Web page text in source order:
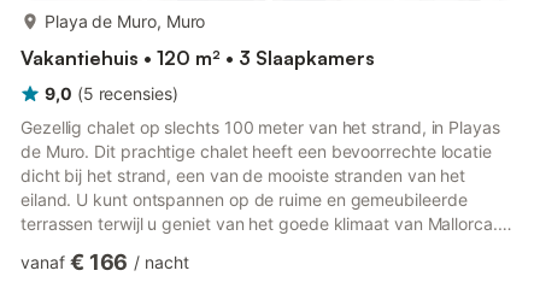
Playa de Muro, Muro
Vakantiehuis • 120 m² • 3 Slaapkamers
9,0 (5 recensies)
Gezellig chalet op slechts 100 meter van het strand, in Playas
de Muro. Dit prachtige chalet heeft een bevoorrechte locatie
dicht bij het strand, een van de mooiste stranden van het
eiland. U kunt ontspannen op de ruime en gemeubileerde
terrassen terwijl u geniet van het goede klimaat van Mallorca.
badkamers, een volledig uitgeruste keuken, een ruime en lichte
vanaf € 166 / nacht